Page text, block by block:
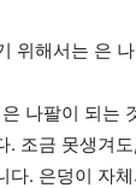
위해서는 은
나팔이 되는
. 조금 못생겨
다. 은덩이 자